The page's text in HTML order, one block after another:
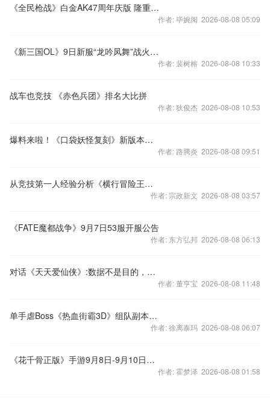
《全民枪战》白金AK47周年庆版 隆重推出！
作者: 毕婉阅 2026-08-08 05:09
《新三国OL》9日新服“龙吟凤舞”战火纷飞
作者: 裴树榕 2026-08-08 10:33
战车也竞技 《赤色兵团》排名大比拼
作者: 狄俊杰 2026-08-08 10:53
爆料来啦！《口袋妖怪复刻》新版本，新宠物，新玩法！
作者: 路腾炎 2026-08-08 09:51
从竞技第一人经验分析《横行冒险王》意识VS操作 孰强孰弱
作者: 宗政新文 2026-08-08 03:57
《FATE魔都战争》9月7日53服开服公告
作者: 东方弘邦 2026-08-08 06:13
对话《天天爱仙侠》:数据不是目的，玩家叫好才是王道
作者: 董亨宝 2026-08-08 11:48
单手虐Boss《热血街霸3D》组队副本深度解析
作者: 徐离泰玛 2026-08-08 06:07
《花千骨正版》手游9月8日-9月10日App Store活动
作者: 霍梦泽 2026-08-08 01:58